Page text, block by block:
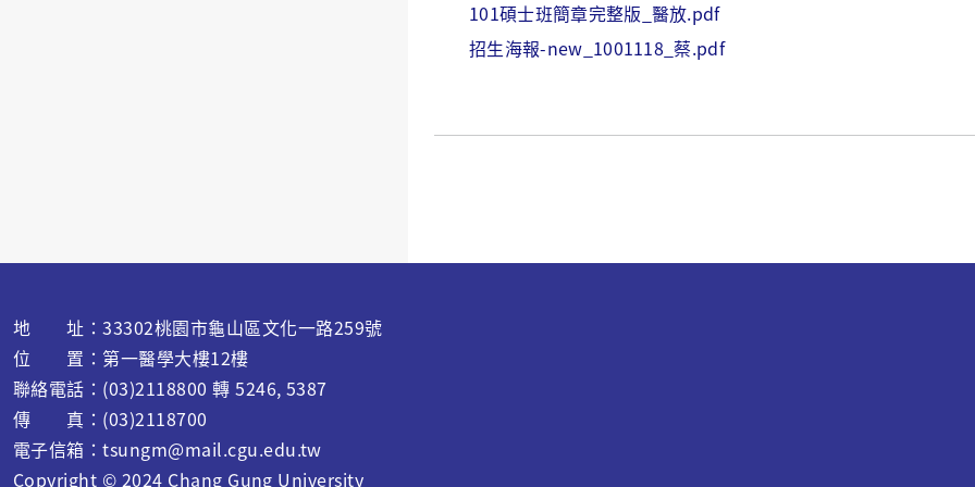
101碩士班簡章完整版_醫放.pdf
招生海報-new_1001118_蔡.pdf
地 址：33302桃園市龜山區文化一路259號
位 置：第一醫學大樓12樓
聯絡電話：(03)2118800 轉 5246, 5387
傳 真：(03)2118700
電子信箱：tsungm@mail.cgu.edu.tw
Copyright © 2024 Chang Gung University